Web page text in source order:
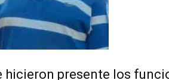
hicieron presente los